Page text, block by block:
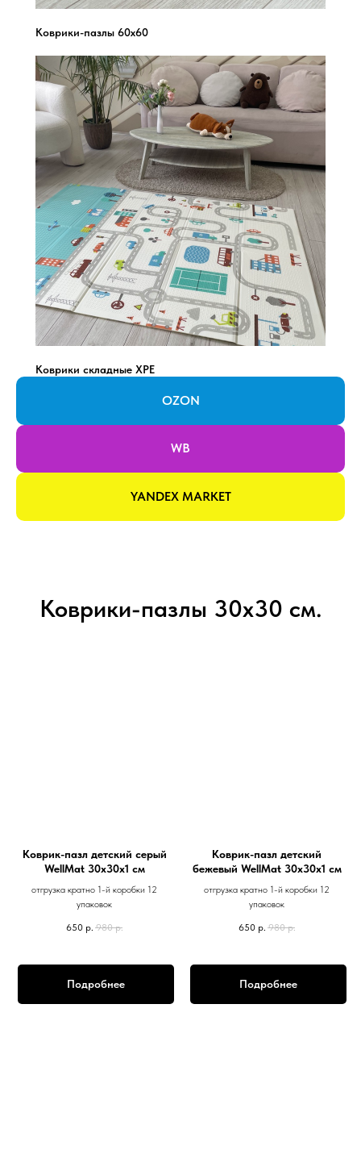
Коврики-пазлы 60х60
Коврики складные XPE
OZON
WB
YANDEX MARKET
Коврики-пазлы 30х30 см.
Коврик-пазл детский серый
WellMat 30х30х1 см
отгрузка кратно 1-й коробки 12
упаковок
650 р. 980 р.
Подробнее
Коврик-пазл детский
бежевый WellMat 30х30х1 см
отгрузка кратно 1-й коробки 12
упаковок
650 р. 980 р.
Подробнее